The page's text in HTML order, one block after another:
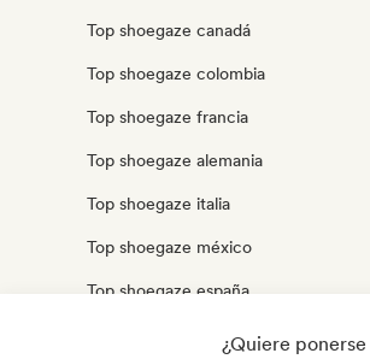
Top shoegaze canadá
Top shoegaze colombia
Top shoegaze francia
Top shoegaze alemania
Top shoegaze italia
Top shoegaze méxico
Top shoegaze españa
Top shoegaze estados unidos
¿Quiere